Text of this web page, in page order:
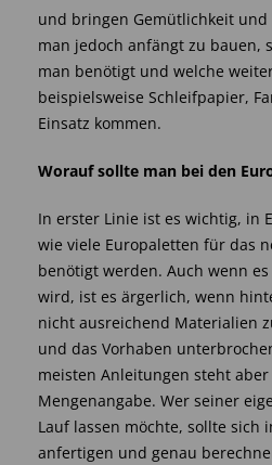
und bringen Gemütlichkeit
man jedoch anfängt zu bauen,
man benötigt und welche
beispielsweise Schleifpapier,
Einsatz kommen.
Worauf sollte man bei den
In erster Linie ist es wichtig, in
wie viele Europaletten für das
benötigt werden. Auch wenn
wird, ist es ärgerlich, wenn
nicht ausreichend Materialien
und das Vorhaben
meisten Anleitungen steht
Mengenangabe. Wer seiner
Lauf lassen möchte, sollte sich
anfertigen und genau